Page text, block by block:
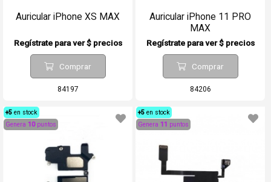
Auricular iPhone XS MAX
Regístrate para ver $ precios
Comprar
84197
Auricular iPhone 11 PRO
MAX
Regístrate para ver $ precios
Comprar
84206
+5 en stock
Genera 10puntos
+5 en stock
Genera 11 puntos